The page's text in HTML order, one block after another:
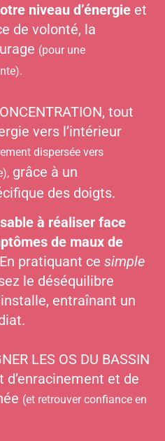
niveau d’énergie et
de volonté, la
(pour une
tout
vers l’intérieur
dispersée vers
grâce à un
des doigts.
à réaliser face
de maux de
pratiquant ce simple
le déséquilibre
entraînant un
LES OS DU BASSIN
et de
(et retrouver confiance en